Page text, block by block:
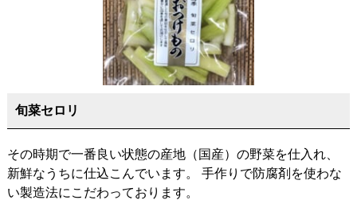
旬菜セロリ
その時期で一番良い状態の産地（国産）の野菜を仕入れ、
新鮮なうちに仕込こんでいます。 手作りで防腐剤を使わな
い製造法にこだわっております。